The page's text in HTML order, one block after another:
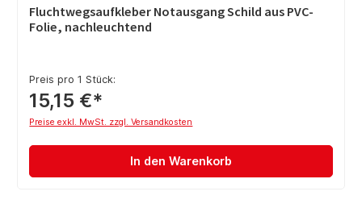
Durchschnittliche Bewertung von 0 von 5 Sternen
Fluchtwegsaufkleber Notausgang Schild aus PVC-
Folie, nachleuchtend
Preis pro 1 Stück:
15,15 €*
Preise exkl. MwSt. zzgl. Versandkosten
In den Warenkorb